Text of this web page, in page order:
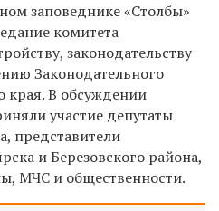
заповеднике «Столбы»
комитета
законодательству
Законодательного
края. В обсуждении
участие депутаты
представители
и Березовского района,
МЧС и общественности.